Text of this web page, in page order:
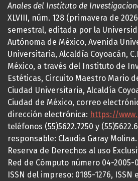
Anales del Instituto de
XLVIII, núm. 128 (primavera de
semestral, editada por la
Autónoma de México, Avenida
Universitaria, Alcaldía Coyoacán,
México, a través del Instituto de
Estéticas, Circuito Maestro Mario
Ciudad Universitaria, Alcaldía
Ciudad de México, correo
dirección electrónica: https://
teléfonos (55)5622.7250 y
responsable: Claudia Garay
Reserva de Derechos al uso
Red de Cómputo número 04-2005-
ISSN del impreso: 0185-1276, ISSN